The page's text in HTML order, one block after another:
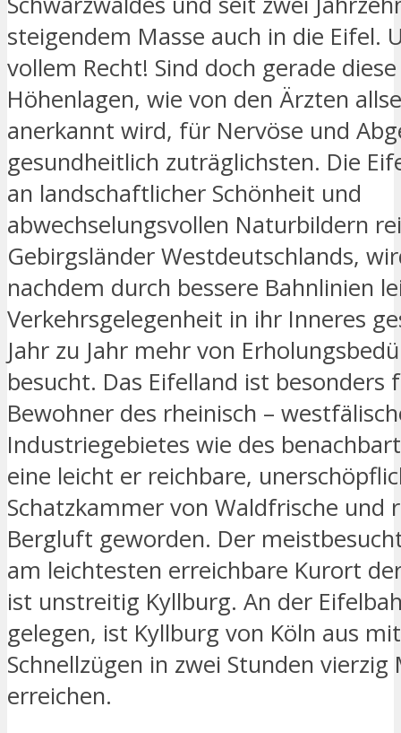
steigendem Masse auch in die Eifel.
vollem Recht! Sind doch gerade
Höhenlagen, wie von den Ärzten
anerkannt wird, für Nervöse und
gesundheitlich zuträglichsten. Die
an landschaftlicher Schönheit und
abwechselungsvollen Naturbildern
Gebirgsländer Westdeutschlands,
nachdem durch bessere Bahnlinien
Verkehrsgelegenheit in ihr Inneres
Jahr zu Jahr mehr von
besucht. Das Eifelland ist besonders
Bewohner des rheinisch –
Industriegebietes wie des
eine leicht er reichbare,
Schatzkammer von Waldfrische und
Bergluft geworden. Der
am leichtesten erreichbare Kurort
ist unstreitig Kyllburg. An der
gelegen, ist Kyllburg von Köln aus
Schnellzügen in zwei Stunden vierzig
erreichen.